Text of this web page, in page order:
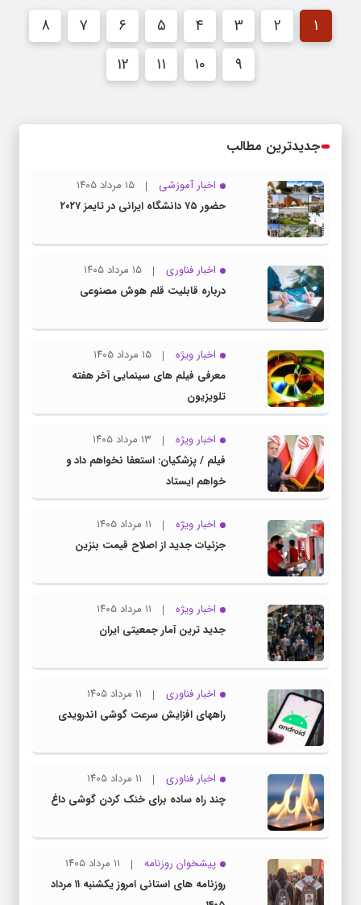
1
2
3
4
5
6
7
8
9
10
11
12
جدیدترین مطالب
اخبار آموزشی
۱۵ مرداد ۱۴۰۵
حضور ۷۵ دانشگاه ایرانی در تایمز ۲۰۲۷
اخبار فناوری
۱۵ مرداد ۱۴۰۵
درباره قابلیت قلم هوش مصنوعی
اخبار ویژه
۱۵ مرداد ۱۴۰۵
معرفی فیلم های سینمایی آخر هفته
تلویزیون
اخبار ویژه
۱۳ مرداد ۱۴۰۵
فیلم / پزشکیان: استعفا نخواهم داد و
خواهم ایستاد
اخبار ویژه
۱۱ مرداد ۱۴۰۵
جزئیات جدید از اصلاح قیمت بنزین
اخبار ویژه
۱۱ مرداد ۱۴۰۵
جدید ترین آمار جمعیتی ایران
اخبار فناوری
۱۱ مرداد ۱۴۰۵
راههای افزایش سرعت گوشی اندرویدی
اخبار فناوری
۱۱ مرداد ۱۴۰۵
چند راه‌ ساده برای خنک کردن گوشی داغ
پیشخوان روزنامه
۱۱ مرداد ۱۴۰۵
روزنامه های استانی امروز یکشنبه ۱۱ مرداد